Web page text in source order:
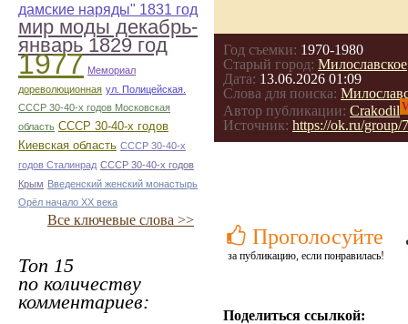
дамские наряды" 1831 год
мир моды декабрь-
январь 1829 год
1977 Мемориал
дореволюционная ул. Полицейская.
СССР 30-40-х годов Московская
область СССР 30-40-х годов
Киевская область СССР 30-40-х
годов Сталинрад СССР 30-40-х годов
Крым Введенский женский монастырь
Орёл начало ХХ века
Все ключевые слова >>
Топ 15
по количеству
комментариев:
Год съемки: 1970-1980
Старый город: Милославское
Дата: 13.06.2026 01:09
Слова для поиска:
Автор публикации: Crakodil
Источник: https://ok.ru/group/
Проголосуйте
за публикацию, если понравилась!
Поделиться ссылкой: